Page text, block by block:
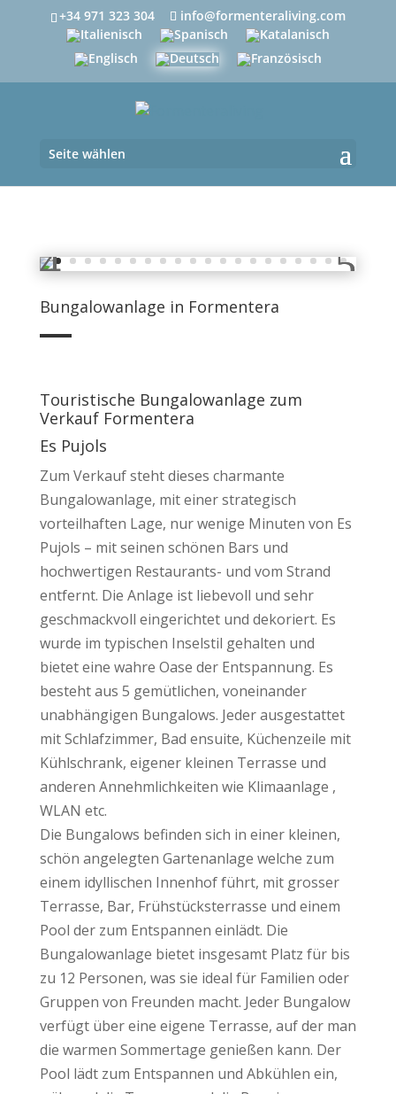
+34 971 323 304 info@formenteraliving.com
Seite wählen
Bungalowanlage in Formentera
Touristische Bungalowanlage zum
Verkauf Formentera
Es Pujols
Zum Verkauf steht dieses charmante
Bungalowanlage, mit einer strategisch
vorteilhaften Lage, nur wenige Minuten von Es
Pujols – mit seinen schönen Bars und
hochwertigen Restaurants- und vom Strand
entfernt. Die Anlage ist liebevoll und sehr
geschmackvoll eingerichtet und dekoriert. Es
wurde im typischen Inselstil gehalten und
bietet eine wahre Oase der Entspannung. Es
besteht aus 5 gemütlichen, voneinander
unabhängigen Bungalows. Jeder ausgestattet
mit Schlafzimmer, Bad ensuite, Küchenzeile mit
Kühlschrank, eigener kleinen Terrasse und
anderen Annehmlichkeiten wie Klimaanlage ,
WLAN etc.
Die Bungalows befinden sich in einer kleinen,
schön angelegten Gartenanlage welche zum
einem idyllischen Innenhof führt, mit grosser
Terrasse, Bar, Frühstücksterrasse und einem
Pool der zum Entspannen einlädt. Die
Bungalowanlage bietet insgesamt Platz für bis
zu 12 Personen, was sie ideal für Familien oder
Gruppen von Freunden macht. Jeder Bungalow
verfügt über eine eigene Terrasse, auf der man
die warmen Sommertage genießen kann. Der
Pool lädt zum Entspannen und Abkühlen ein,